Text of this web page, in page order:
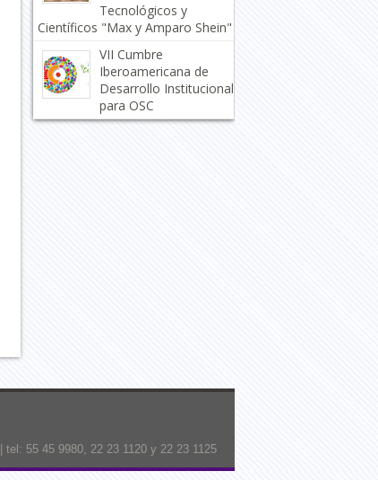
Tecnológicos y
Científicos "Max y Amparo Shein"
VII Cumbre
Iberoamericana de
Desarrollo Institucional
para OSC
| tel: 55 45 9980, 22 23 1120 y 22 23 1125